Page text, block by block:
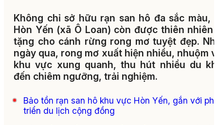
Không chỉ sở hữu rạn san hô đa sắc màu,
Hòn Yến (xã Ô Loan) còn được thiên nhiên
tặng cho cánh rừng rong mơ tuyệt đẹp.
ngày qua, rong mơ xuất hiện nhiều, nhuộm
khu vực xung quanh, thu hút nhiều du
đến chiêm ngưỡng, trải nghiệm.
Bảo tồn rạn san hô khu vực Hòn Yến, gắn với
triển du lịch cộng đồng